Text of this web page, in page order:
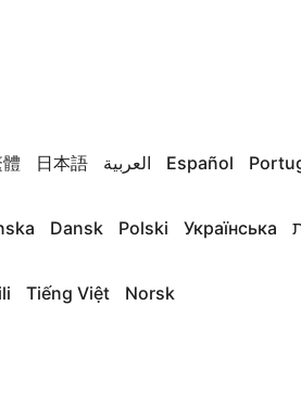
日本語 العربية Español
Dansk Polski Українська
Tiếng Việt Norsk